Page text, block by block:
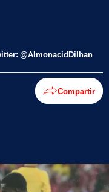
@AlmonacidDilhan
Compartir